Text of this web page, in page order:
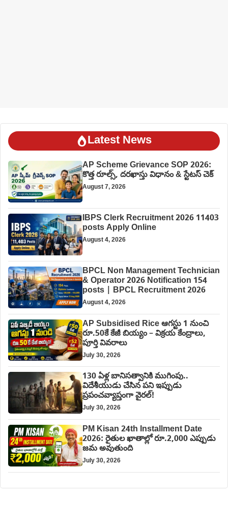
Latest News
AP Scheme Grievance SOP 2026:
కొత్త రూల్స్, దరఖాస్తు విధానం & స్టేటస్ చెక్
August 7, 2026
IBPS Clerk Recruitment 2026 11403
posts Apply Online
August 4, 2026
BPCL Non Management Technician
& Operator 2026 Notification 154
posts | BPCL Recruitment 2026
August 4, 2026
AP Subsidised Rice ఆగస్టు 1 నుంచి
రూ.50కే కేజీ బియ్యం – విక్రయ కేంద్రాలు,
పూర్తి వివరాలు
July 30, 2026
130 ఏళ్ల బానిసత్వానికి ముగింపు..
విదేశీయుడు చేసిన పని ఇప్పుడు
ప్రపంచవ్యాప్తంగా వైరల్!
July 30, 2026
PM Kisan 24th Installment Date
2026: రైతుల ఖాతాల్లో రూ.2,000 ఎప్పుడు
జమ అవుతుంది
July 30, 2026